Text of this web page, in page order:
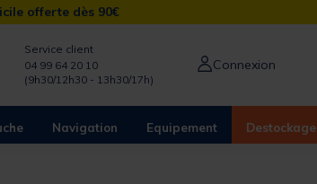
offerte dès 90€
Service client
04 99 64 20 10
(9h30/12h30 - 13h30/17h)
Connexion
Navigation Equipement Destockage